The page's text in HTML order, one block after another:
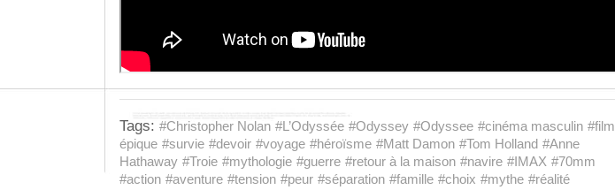
Tags: #Christopher Nolan #L’Odyssée #Odyssey #Odyssee #cinéma masculin #film
épique #survie #devoir #voyage #héroïsme #Matt Damon #Tom Holland #Anne
Hathaway #Troie #mythologie #guerre #retour à la maison #navire #IMAX #70mm
#action #aventure #tension #peur #séparation #famille #choix #mythe #réalité